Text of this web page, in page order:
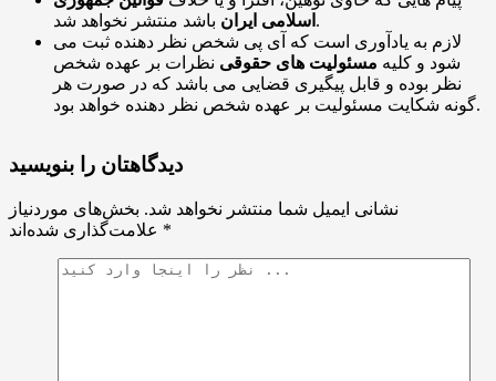
اسلامی ایران باشد منتشر نخواهد شد.
لازم به یادآوری است که آی پی شخص نظر دهنده ثبت می
شود و کلیه مسئولیت های حقوقی نظرات بر عهده شخص
نظر بوده و قابل پیگیری قضایی می باشد که در صورت هر
گونه شکایت مسئولیت بر عهده شخص نظر دهنده خواهد بود.
دیدگاهتان را بنویسید
نشانی ایمیل شما منتشر نخواهد شد. بخش‌های موردنیاز
*